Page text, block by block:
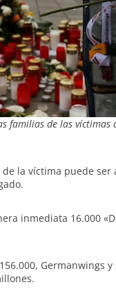
familias de las víctimas
la víctima puede ser
inmediata 16.000
Germanwings